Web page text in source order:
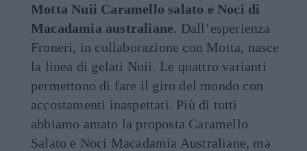
Motta Nuii Caramello salato e Noci di
Macadamia australiane. Dall’esperienza
Froneri, in collaborazione con Motta, nasce
la linea di gelati Nuii. Le quattro varianti
permettono di fare il giro del mondo con
accostamenti inaspettati. Più di tutti
abbiamo amato la proposta Caramello
Salato e Noci Macadamia Australiane, ma